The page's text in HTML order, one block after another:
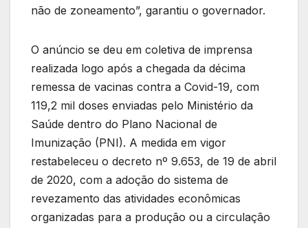
não de zoneamento”, garantiu o governador.
O anúncio se deu em coletiva de imprensa
realizada logo após a chegada da décima
remessa de vacinas contra a Covid-19, com
119,2 mil doses enviadas pelo Ministério da
Saúde dentro do Plano Nacional de
Imunização (PNI). A medida em vigor
restabeleceu o decreto nº 9.653, de 19 de abril
de 2020, com a adoção do sistema de
revezamento das atividades econômicas
organizadas para a produção ou a circulação